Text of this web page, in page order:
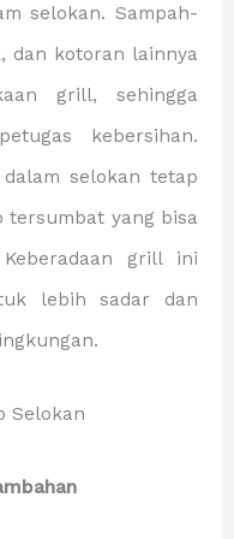
selokan. Sampah-
dan kotoran lainnya
grill, sehingga
kebersihan.
selokan tetap
tersumbat yang bisa
grill ini
lebih sadar dan